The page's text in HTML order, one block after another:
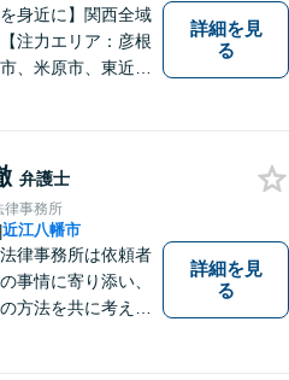
を身近に】関西全域
注力エリア：彦根
、米原市、東近江
を和らげベストな
供します「迅速丁
相談有・駐車場完
対応可】
詳細を見
る
弁護士
律事務所
|近江八幡市
律事務所は依頼者
事情に寄り添い、
方法を共に考える
詳細を見
る